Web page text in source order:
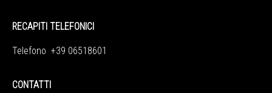
RECAPITI TELEFONICI
Telefono +39 06518601
CONTATTI